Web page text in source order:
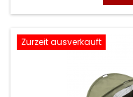
Zurzeit ausverkauft